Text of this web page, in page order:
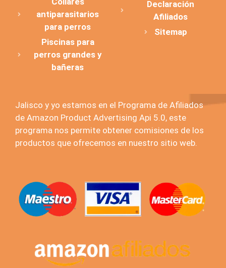
antiparasitarios
para perros
Piscinas para
perros grandes y
bañeras
Declaración
Afiliados
Sitemap
Jalisco y yo estamos en el Programa de Afiliados
de Amazon Product Advertising Api 5.0, este
programa nos permite obtener comisiones de los
productos que ofrecemos en nuestro sitio web.